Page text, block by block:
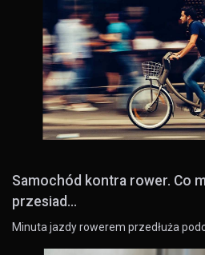
Samochód kontra rower. Co
przesiad...
Minuta jazdy rowerem przedłuża